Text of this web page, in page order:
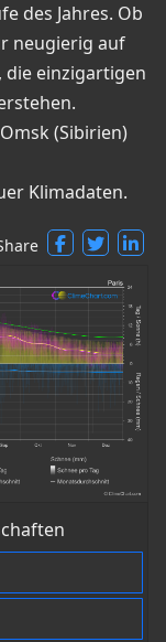
des Jahres. Ob
neugierig auf
die einzigartigen
(Sibirien)
Klimadaten.